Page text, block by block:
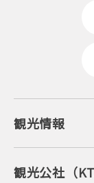
観光情報
ジオパー
キャンプ
自然景観
観光公社（